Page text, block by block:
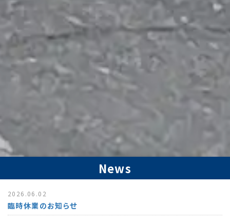
News
2026.06.02
臨時休業のお知らせ